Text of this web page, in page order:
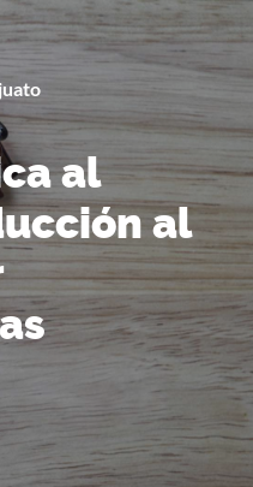
al
al